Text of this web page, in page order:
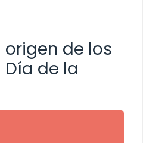
origen de los
de la